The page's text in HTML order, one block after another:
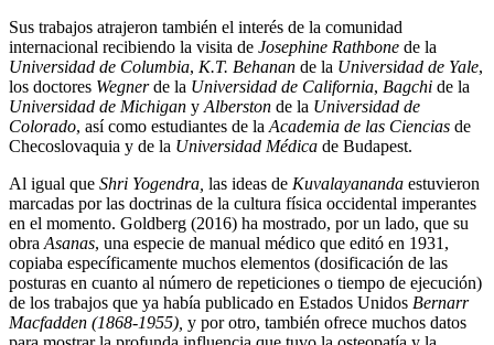
Sus trabajos atrajeron también el interés de la comunidad
internacional recibiendo la visita de Josephine Rathbone de la
Universidad de Columbia, K.T. Behanan de la Universidad de Yale,
los doctores Wegnerde la Universidad de California, Bagchi de la
Universidad de Michigan y Alberston de la Universidad de
Colorado, así como estudiantes de la Academia de las Ciencias de
Checoslovaquia y de la Universidad Médica de Budapest.
Al igual que Shri Yogendra, las ideas de Kuvalayananda estuvieron
marcadas por las doctrinas de la cultura física occidental imperantes
en el momento. Goldberg (2016) ha mostrado, por un lado, que su
obra Asanas, una especie de manual médico que editó en 1931,
copiaba específicamente muchos elementos (dosificación de las
posturas en cuanto al número de repeticiones o tiempo de ejecución)
de los trabajos que ya había publicado en Estados Unidos Bernarr
Macfadden (1868-1955), y por otro, también ofrece muchos datos